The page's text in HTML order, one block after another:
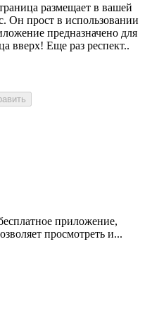
размещает в вашей
Он прост в использовании
предназначено для
вверх! Еще раз респект..
приложение,
просмотреть и...